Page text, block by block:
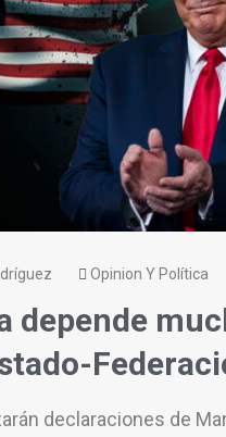
Opinion Y Política
depende
declaraciones de